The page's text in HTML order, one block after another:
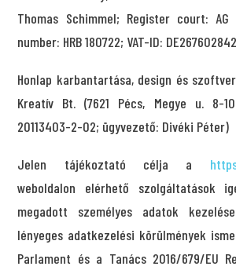
Thomas Schimmel; Register court: AG
number: HRB 180722; VAT-ID:
Honlap karbantartása, design és
Kreatív Bt. (7621 Pécs, Megye u. 8-
20113403-2-02; ügyvezető: Divéki Péter)
Jelen tájékoztató célja a
weboldalon elérhető szolgáltatások
megadott személyes adatok
lényeges adatkezelési körülmények
Parlament és a Tanács 2016/679/EU